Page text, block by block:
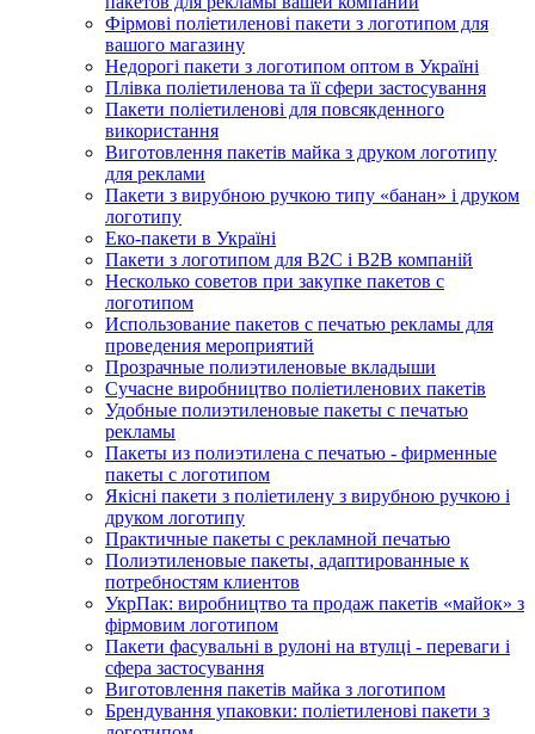
Фірмові поліетиленові пакети з логотипом для
вашого магазину
Недорогі пакети з логотипом оптом в Україні
Плівка поліетиленова та її сфери застосування
Пакети поліетиленові для повсякденного
використання
Виготовлення пакетів майка з друком логотипу
для реклами
Пакети з вирубною ручкою типу «банан» і друком
логотипу
Еко-пакети в Україні
Пакети з логотипом для B2C і B2B компаній
Несколько советов при закупке пакетов с
логотипом
Использование пакетов с печатью рекламы для
проведения мероприятий
Прозрачные полиэтиленовые вкладыши
Сучасне виробництво поліетиленових пакетів
Удобные полиэтиленовые пакеты с печатью
рекламы
Пакеты из полиэтилена с печатью - фирменные
пакеты с логотипом
Якісні пакети з поліетилену з вирубною ручкою і
друком логотипу
Практичные пакеты с рекламной печатью
Полиэтиленовые пакеты, адаптированные к
потребностям клиентов
УкрПак: виробництво та продаж пакетів «майок» з
фірмовим логотипом
Пакети фасувальні в рулоні на втулці - переваги і
сфера застосування
Виготовлення пакетів майка з логотипом
Брендування упаковки: поліетиленові пакети з